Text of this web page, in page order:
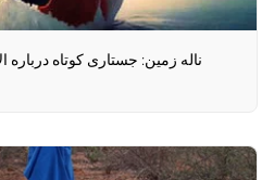
ناله زمین: جستاری کوتاه